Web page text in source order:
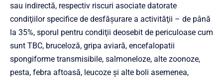
sau indirectă, respectiv riscuri asociate datorate
condiţiilor specifice de desfăşurare a activităţii – de până
la 35%, sporul pentru condiţii deosebit de periculoase cum
sunt TBC, bruceloză, gripa aviară, encefalopatii
spongiforme transmisibile, salmoneloze, alte zoonoze,
pesta, febra aftoasă, leucoze şi alte boli asemenea,